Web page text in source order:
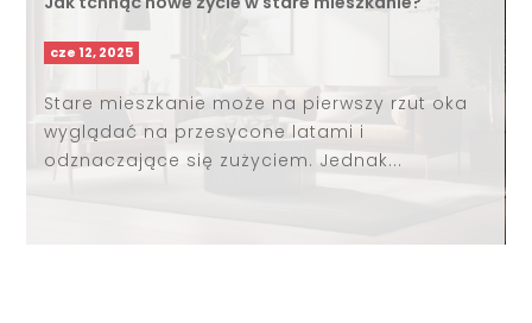
cze 12, 2025
Stare mieszkanie może na pierwszy rzut oka
wyglądać na przesycone latami i
odznaczające się zużyciem. Jednak...